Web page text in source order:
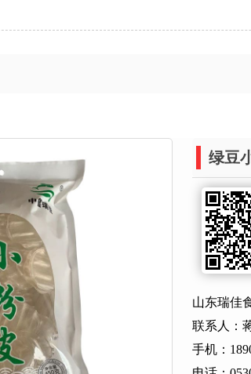
绿豆
山东瑞佳
联系人：
手机：